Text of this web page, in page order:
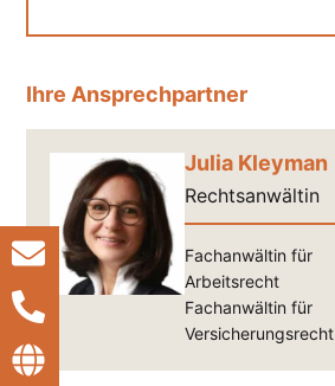
Ihre Ansprechpartner
Julia Kleyman
Rechtsanwältin
Fachanwältin für
Arbeitsrecht
Fachanwältin für
Versicherungsrecht